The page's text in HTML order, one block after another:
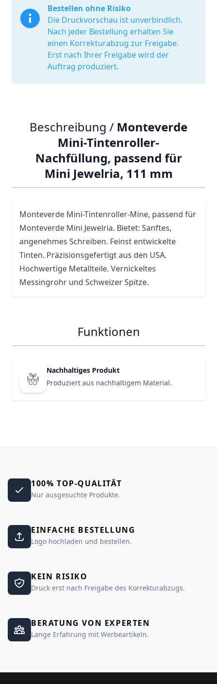
Bestellen ohne Risiko
Die Druckvorschau ist unverbindlich.
Nach jeder Bestellung erhalten Sie
einen Korrekturabzug zur Freigabe.
Erst nach Ihrer Freigabe wird der
Auftrag produziert.
Beschreibung / Monteverde
Mini-Tintenroller-
Nachfüllung, passend für
Mini Jewelria, 111 mm
Monteverde Mini-Tintenroller-Mine, passend für
Monteverde Mini Jewelria. Bietet: Sanftes,
angenehmes Schreiben. Feinst entwickelte
Tinten. Präzisionsgefertigt aus den USA.
Hochwertige Metallteile. Vernickeltes
Messingrohr und Schweizer Spitze.
Funktionen
Nachhaltiges Produkt
Produziert aus nachhaltigem Material.
100% TOP-QUALITÄT
Nur ausgesuchte Produkte.
EINFACHE BESTELLUNG
Logo hochladen und bestellen.
KEIN RISIKO
Druck erst nach Freigabe des Korrekturabzugs.
BERATUNG VON EXPERTEN
Lange Erfahrung mit Werbeartikeln.